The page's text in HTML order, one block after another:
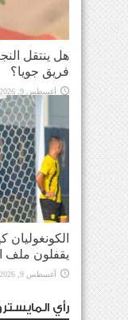
هل ينتقل
فريق جويا؟
أغسطس 9, 2026
الكونغوليان
يقفلون ملف
أغسطس 9, 2026
رأي